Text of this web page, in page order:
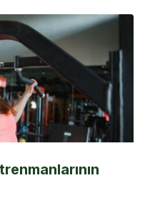
sitios/rehabilitacion-
Extraído
sitios/rehabilitacion/